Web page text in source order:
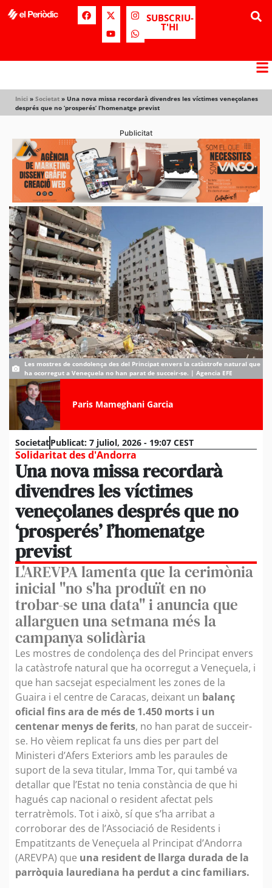
SUBSCRIU-
T'HI
Inici » Societat » Una nova missa recordarà divendres les víctimes veneçolanes
després que no ‘prosperés’ l’homenatge previst
Publicitat
Les mostres de condolença des del Principat envers la catàstrofe natural que
ha ocorregut a Veneçuela no han parat de succeir-se. | Agencia EFE
Paris Mameghani Garcia
SocietatPublicat: 7 juliol, 2026 - 19:07 CEST
Solidaritat des d'Andorra
Una nova missa recordarà
divendres les víctimes
veneçolanes després que no
‘prosperés’ l’homenatge
previst
L'AREVPA lamenta que la cerimònia
inicial "no s'ha produït en no
trobar-se una data" i anuncia que
allarguen una setmana més la
campanya solidària
Les mostres de condolença des del Principat envers
la catàstrofe natural que ha ocorregut a Veneçuela, i
que han sacsejat especialment les zones de la
Guaira i el centre de Caracas, deixant un balanç
oficial fins ara de més de 1.450 morts i un
centenar menys de ferits, no han parat de succeir-
se. Ho vèiem replicat fa uns dies per part del
Ministeri d’Afers Exteriors amb les paraules de
suport de la seva titular, Imma Tor, qui també va
detallar que l’Estat no tenia constància de que hi
hagués cap nacional o resident afectat pels
terratrèmols. Tot i això, sí que s’ha arribat a
corroborar des de l’Associació de Residents i
Empatitzants de Veneçuela al Principat d’Andorra
(AREVPA) que una resident de llarga durada de la
parròquia laurediana ha perdut a cinc familiars.